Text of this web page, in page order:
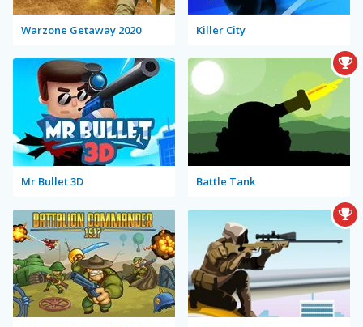
Warzone Getaway 2020 Killer City
Mr Bullet 3D Battle Tank